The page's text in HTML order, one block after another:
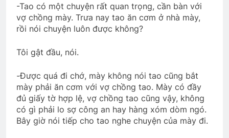
-Tao có một chuyện rất quan trọng, cần bàn với
vợ chồng mày. Trưa nay tao ăn cơm ở nhà mày,
rồi nói chuyện luôn được không?
Tôi gật đầu, nói.
-Được quá đi chớ, mày không nói tao cũng bắt
mày phải ăn cơm với vợ chồng tao. Mày có đầy
đủ giấy tờ hợp lệ, vợ chồng tao cũng vậy, không
có gì phải lo sợ công an hay hàng xóm dòm ngó.
Bây giờ nói tiếp cho tao nghe chuyện của mày đi.